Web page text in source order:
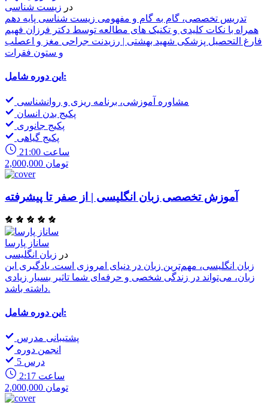
در زیست شناسی
تدریس تخصصی، گام به گام و مفهومی زیست شناسی پایه دهم
همراه با نکات کلیدی و تکنیک های مطالعه توسط دکتر فرزان فهیم
فارغ التحصیل پزشکی شهید بهشتی | رزیدنت جراحی مغز و اعصلب
و ستون فقرات
این دوره شامل:
مشاوره آموزشی، برنامه ریزی و روانشناسی
پکیج بدن انسان
پکیج جانوری
پکیج گیاهی
21:00 ساعت
2,000,000 تومان
آموزش تخصصی زبان انگلیسی | از صفر تا پیشرفته
ساناز پارسا
در زبان انگلیسی
زبان انگلیسی، مهم‌ترین زبان در دنیای امروزی است. یادگیری این
زبان، می‌تواند در زندگی شخصی و حرفه‌ای شما تاثیر بسیار زیادی
داشته باشد.
این دوره شامل:
پشتیبانی مدرس
انجمن دوره
5 درس
2:17 ساعت
2,000,000 تومان